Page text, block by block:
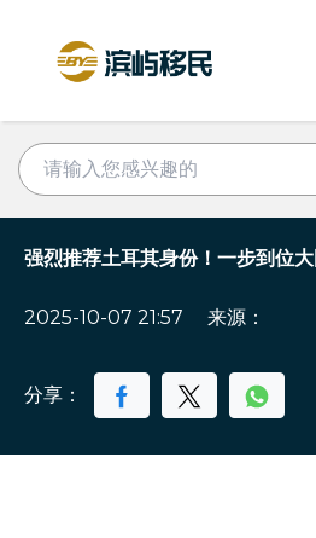
强烈推荐土耳其身份！一步到位
2025-10-07 21:57 来源：
分享：